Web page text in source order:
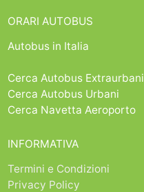
ORARI AUTOBUS
Autobus in Italia
Cerca Autobus Extraurbani
Cerca Autobus Urbani
Cerca Navetta Aeroporto
INFORMATIVA
Termini e Condizioni
Privacy Policy